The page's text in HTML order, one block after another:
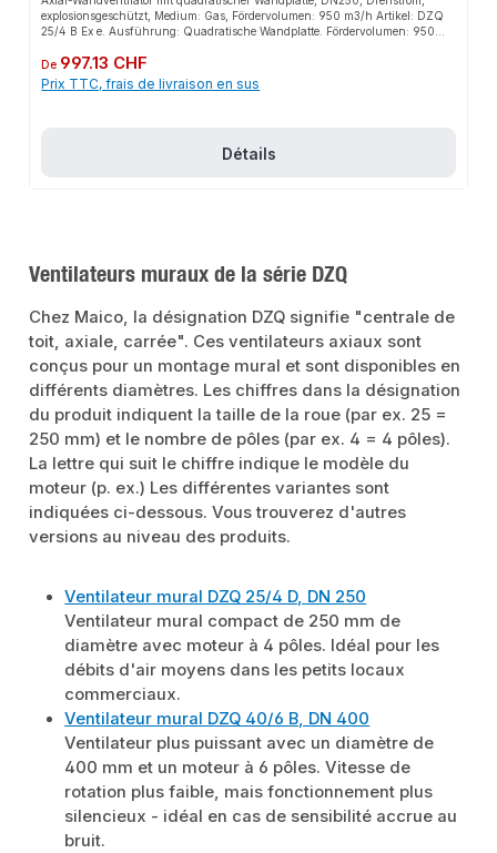
explosionsgeschützt, Medium: Gas, Fördervolumen: 950 m3/h Artikel: DZQ
25/4 B Ex e. Ausführung: Quadratische Wandplatte. Fördervolumen: 950
Reversierbarkeit: ja. Spannungsart: Drehstrom. Bemessungsspannung: 400
V. Netzfrequenz: 50 Hz. Nennleistung: 38 W. cosphi: 0,28. INenn: 0,19 A.
Imax bei UNenn: 0,19 A. Schutzart: IP 64. Wärmeklasse: F. Einbauort: Wand
250 mm. Breite: 400 mm. Höhe: 400 mm. Tiefe: 222,5 mm. Breite mit
Prix régulier :
De 997.13 CHF
Prix TTC, frais de livraison en sus
Détails
Ventilateurs muraux de la série DZQ
Chez Maico, la désignation DZQ signifie "centrale de
toit, axiale, carrée". Ces ventilateurs axiaux sont
conçus pour un montage mural et sont disponibles en
différents diamètres. Les chiffres dans la désignation
du produit indiquent la taille de la roue (par ex. 25 =
250 mm) et le nombre de pôles (par ex. 4 = 4 pôles).
La lettre qui suit le chiffre indique le modèle du
moteur (p. ex.) Les différentes variantes sont
indiquées ci-dessous. Vous trouverez d'autres
versions au niveau des produits.
Ventilateur mural DZQ 25/4 D, DN 250
Ventilateur mural compact de 250 mm de
diamètre avec moteur à 4 pôles. Idéal pour les
débits d'air moyens dans les petits locaux
commerciaux.
Ventilateur mural DZQ 40/6 B, DN 400
Ventilateur plus puissant avec un diamètre de
400 mm et un moteur à 6 pôles. Vitesse de
rotation plus faible, mais fonctionnement plus
silencieux - idéal en cas de sensibilité accrue au
bruit.